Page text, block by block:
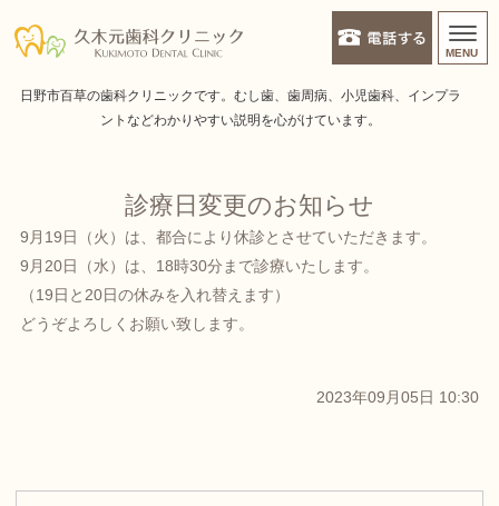
久木元歯科クリニック | 日野市
日野市百草の歯科クリニックです。むし歯、歯周病、小児歯科、インプラ
ントなどわかりやすい説明を心がけています。
診療日変更のお知らせ
9月19日（火）は、都合により休診とさせていただきます。
9月20日（水）は、18時30分まで診療いたします。
（19日と20日の休みを入れ替えます）
どうぞよろしくお願い致します。
2023年09月05日 10:30
MENU
ホーム
スタッフ紹介
院長あいさつ
スタッフ紹介
診療メニュー
一般歯科（むし歯治療）
院内紹介